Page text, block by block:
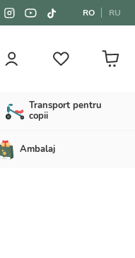
RO RU
Transport pentru
copii
Ambalaj